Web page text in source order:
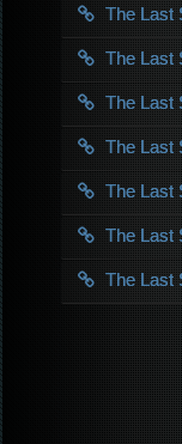
The
The
The
The
The
The
The